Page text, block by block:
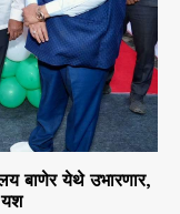
बाणेर येथे उभारणार,
यश